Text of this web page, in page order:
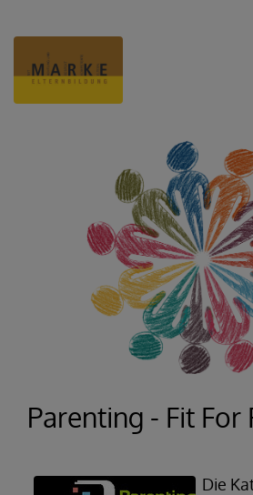
Parenting - Fit For
Die